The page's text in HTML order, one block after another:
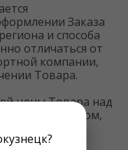
Заказа
и способа
отличаться от
компании,
Товара.
цены Товара над
Поставщиком,
от Заказа.